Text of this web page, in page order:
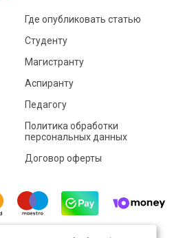
Где опубликовать статью
Студенту
Магистранту
Аспиранту
Педагогу
Политика обработки
персональных данных
Договор оферты